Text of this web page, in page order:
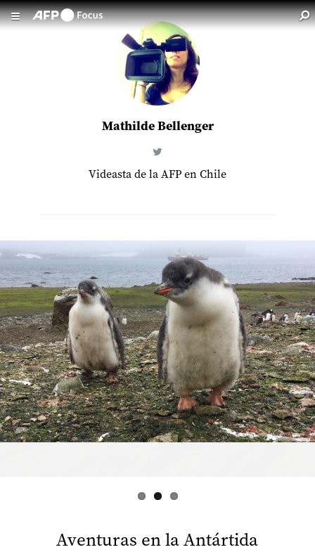
Mathilde Bellenger
Videasta de la AFP en Chile
Aventuras en la Antártida